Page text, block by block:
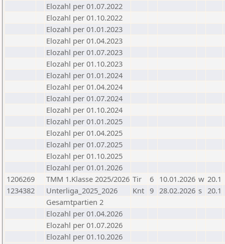
Elozahl per 01.07.2022
Elozahl per 01.10.2022
Elozahl per 01.01.2023
Elozahl per 01.04.2023
Elozahl per 01.07.2023
Elozahl per 01.10.2023
Elozahl per 01.01.2024
Elozahl per 01.04.2024
Elozahl per 01.07.2024
Elozahl per 01.10.2024
Elozahl per 01.01.2025
Elozahl per 01.04.2025
Elozahl per 01.07.2025
Elozahl per 01.10.2025
Elozahl per 01.01.2026
1206269
TMM 1.Klasse 2025/2026 Tir 6 10.01.2026 w 20.1
1234382
Unterliga_2025_2026 Knt 9 28.02.2026 s 20.1
Gesamtpartien 2
Elozahl per 01.04.2026
Elozahl per 01.07.2026
Elozahl per 01.10.2026